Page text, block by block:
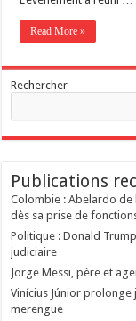
Read More »
Rechercher
Publications
Colombie : Abelardo de
dès sa prise de
Politique : Donald
judiciaire
Jorge Messi, père et
Vinícius Júnior prolonge
merengue